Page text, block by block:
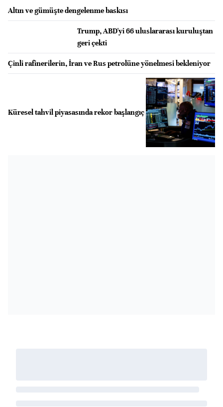
Altın ve gümüşte dengelenme baskısı
Trump, ABD'yi 66 uluslararası kuruluştan
geri çekti
Çinli rafinerilerin, İran ve Rus petrolüne yönelmesi bekleniyor
Küresel tahvil piyasasında rekor başlangıç